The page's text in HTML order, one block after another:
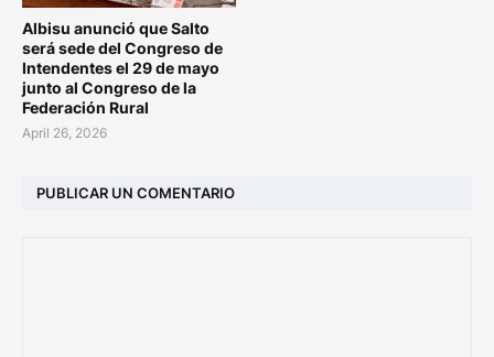
Albisu anunció que Salto
será sede del Congreso de
Intendentes el 29 de mayo
junto al Congreso de la
Federación Rural
April 26, 2026
PUBLICAR UN COMENTARIO